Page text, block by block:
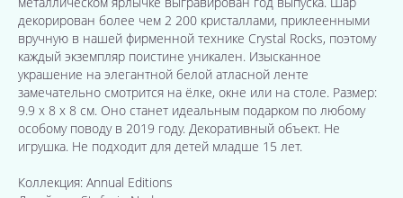
декорирован более чем 2 200 кристаллами, приклеенными
вручную в нашей фирменной технике Crystal Rocks, поэтому
каждый экземпляр поистине уникален. Изысканное
украшение на элегантной белой атласной ленте
замечательно смотрится на ёлке, окне или на столе. Размер:
9.9 x 8 x 8 см. Оно станет идеальным подарком по любому
особому поводу в 2019 году. Декоративный объект. Не
игрушка. Не подходит для детей младше 15 лет.
Коллекция: Annual Editions